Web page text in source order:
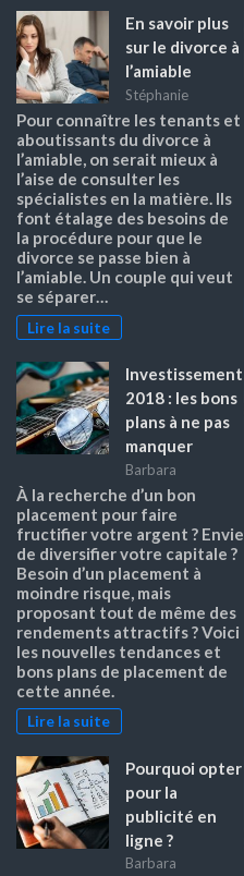
En savoir plus
sur le divorce à
l’amiable
Stéphanie
Pour connaître les tenants et
aboutissants du divorce à
l’amiable, on serait mieux à
l’aise de consulter les
spécialistes en la matière. Ils
font étalage des besoins de
la procédure pour que le
divorce se passe bien à
l’amiable. Un couple qui veut
se séparer…
Lire la suite
Investissement
2018 : les bons
plans à ne pas
manquer
Barbara
À la recherche d’un bon
placement pour faire
fructifier votre argent ? Envie
de diversifier votre capitale ?
Besoin d’un placement à
moindre risque, mais
proposant tout de même des
rendements attractifs ? Voici
les nouvelles tendances et
bons plans de placement de
cette année.
Lire la suite
Pourquoi opter
pour la
publicité en
ligne ?
Barbara